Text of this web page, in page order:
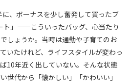
、ボーナスを少し奮発して買ったブ
ト」——こういったバッグ、心当たり
しょうか。当時は通勤や子育てのお
いたけれど、ライフスタイルが変わっ
10年近く出していない。そんな状態
世代から「懐かしい」「かわいい」